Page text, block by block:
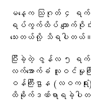
မနေ့က သြဂုတ် ၄ ရက်က
ရပ်ကွက်ထိပ် ကျောက်ဝိုင်း
သေးတယ်လို့ သိရပါတယ်။
ပြီးခဲ့တဲ့ ဇွန်လ ၅ ရ
လက်အောက်ခံ လူဝင်မှုကြီ
ဝန်ကြီးဌာန (လဝကရုံး
ထိခိုက်ဒဏ်ရာရခဲ့ပါ